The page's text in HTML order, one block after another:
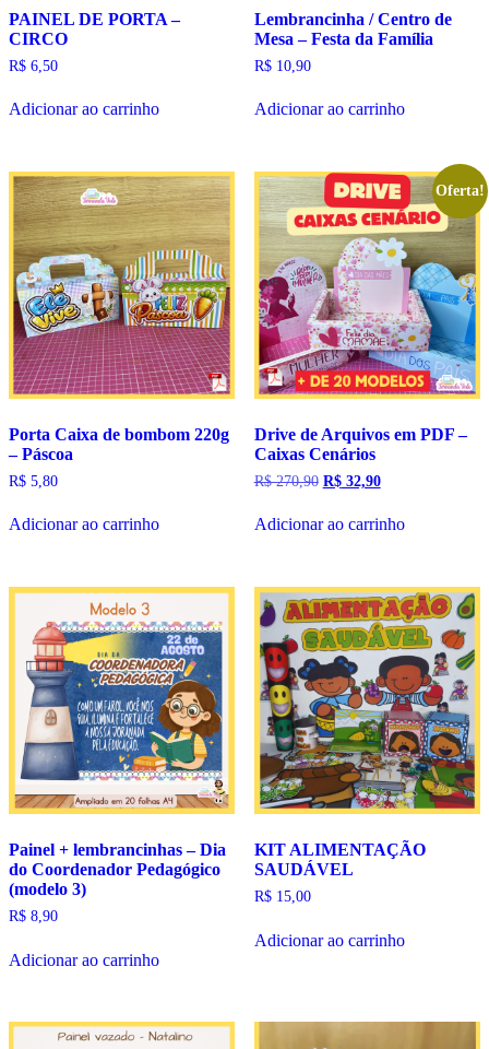
PAINEL DE PORTA –
CIRCO
R$ 6,50
Adicionar ao carrinho
Lembrancinha / Centro de
Mesa – Festa da Família
R$10,90
Adicionar ao carrinho
Porta Caixa de bombom 220g
– Páscoa
R$ 5,80
Adicionar ao carrinho
Oferta!
Drive de Arquivos em PDF –
Caixas Cenários
R$270,90 O
era:
R$32,90O
atual
é:
Adicionar ao carrinho
Painel + lembrancinhas – Dia
do Coordenador Pedagógico
(modelo 3)
R$ 8,90
Adicionar ao carrinho
KIT ALIMENTAÇÃO
SAUDÁVEL
R$15,00
Adicionar ao carrinho